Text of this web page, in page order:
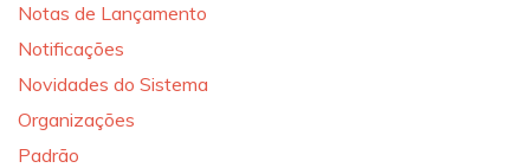
Notas de Lançamento
Notificações
Novidades do Sistema
Organizações
Padrão